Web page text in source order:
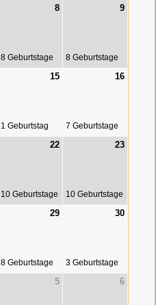
8
8 Geburtstage
9
8 Geburtstage
15
1 Geburtstag
16
7 Geburtstage
22
10 Geburtstage
23
10 Geburtstage
29
8 Geburtstage
30
3 Geburtstage
5 6